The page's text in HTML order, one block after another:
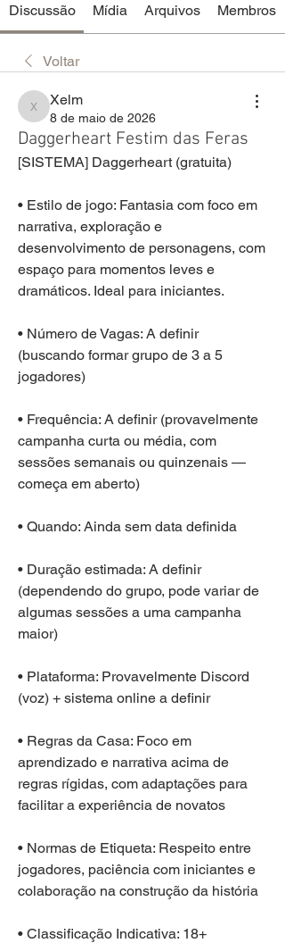
Discussão Mídia Arquivos Membros
Voltar
Xelm
Xelm
8 de maio de 2026
Daggerheart Festim das Feras
[SISTEMA] Daggerheart (gratuita)
• Estilo de jogo: Fantasia com foco em
narrativa, exploração e
desenvolvimento de personagens, com
espaço para momentos leves e
dramáticos. Ideal para iniciantes.
• Número de Vagas: A definir
(buscando formar grupo de 3 a 5
jogadores)
• Frequência: A definir (provavelmente
campanha curta ou média, com
sessões semanais ou quinzenais —
começa em aberto)
• Quando: Ainda sem data definida
• Duração estimada: A definir
(dependendo do grupo, pode variar de
algumas sessões a uma campanha
maior)
• Plataforma: Provavelmente Discord
(voz) + sistema online a definir
• Regras da Casa: Foco em
aprendizado e narrativa acima de
regras rígidas, com adaptações para
facilitar a experiência de novatos
• Normas de Etiqueta: Respeito entre
jogadores, paciência com iniciantes e
colaboração na construção da história
• Classificação Indicativa: 18+